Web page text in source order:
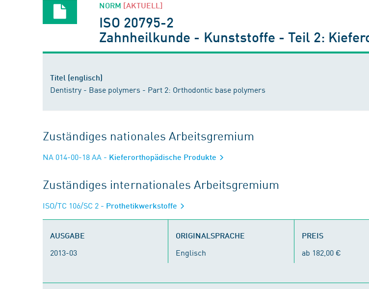
NORM [AKTUELL]
ISO 20795-2
Zahnheilkunde - Kunststoffe - Teil 2:
Titel (englisch)
Dentistry - Base polymers - Part 2: Orthodontic base polymers
Zuständiges nationales Arbeitsgremium
NA 014-00-18 AA - Kieferorthopädische Produkte
Zuständiges internationales Arbeitsgremium
ISO/TC 106/SC 2 - Prothetikwerkstoffe
AUSGABE
2013-03
ORIGINALSPRACHE
Englisch
PREIS
ab 182,00 €